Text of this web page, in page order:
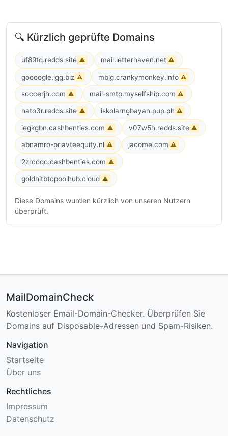
🔍 Kürzlich geprüfte Domains
uf89tq.redds.site ⚠ mail.letterhaven.net ⚠
goooogle.igg.biz ⚠ mblg.crankymonkey.info ⚠
soccerjh.com ⚠ mail-smtp.myselfship.com ⚠
hato3r.redds.site ⚠ iskolarngbayan.pup.ph ⚠
iegkgbn.cashbenties.com ⚠ v07w5h.redds.site ⚠
abnamro-priavteequity.nl ⚠ jacome.com ⚠
2zrcoqo.cashbenties.com ⚠
goldhitbtcpoolhub.cloud ⚠
Diese Domains wurden kürzlich von unseren Nutzern
überprüft.
MailDomainCheck
Kostenloser Email-Domain-Checker. Überprüfen Sie
Domains auf Disposable-Adressen und Spam-Risiken.
Navigation
Startseite
Über uns
Rechtliches
Impressum
Datenschutz